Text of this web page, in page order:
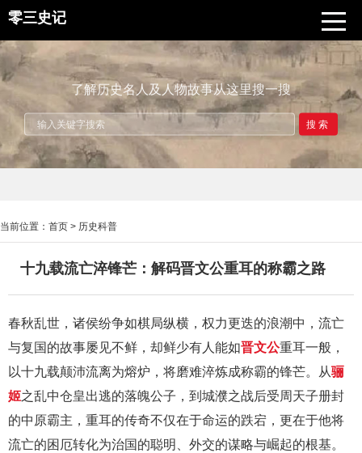
零三史记
了解历史名人及人物故事从这里搜一搜
搜索
当前位置： 首页 > 历史科普
十九载流亡淬锋芒：解码晋文公重耳的称霸之路
春秋乱世，诸侯纷争如棋局纵横，权力更迭的浪潮中，流亡
与复国的故事屡见不鲜，却鲜少有人能如晋文公重耳一般，
以十九载颠沛流离为熔炉，将磨难淬炼成称霸的锋芒。从骊
姬之乱中仓皇出逃的落魄公子，到城濮之战后受周天子册封
的中原霸主，重耳的传奇不仅在于命运的跌宕，更在于他将
流亡的困厄转化为治国的聪明、外交的谋略与崛起的根基。